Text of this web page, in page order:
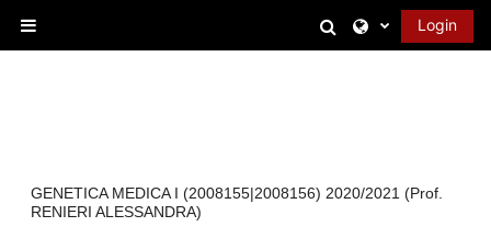
Attiva/disattiva
Login
GENETICA MEDICA I (2008155|2008156) 2020/2021 (Prof.
RENIERI ALESSANDRA)